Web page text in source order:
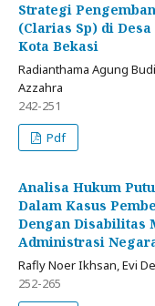
Strategi
(Clarias Sp) di
Kota Bekasi
Radianthama Agung
Azzahra
242-251
Pdf
Analisa Hukum
Dalam Kasus
Dengan Disabilitas
Administrasi
Rafly Noer Ikhsan, Evi
252-265